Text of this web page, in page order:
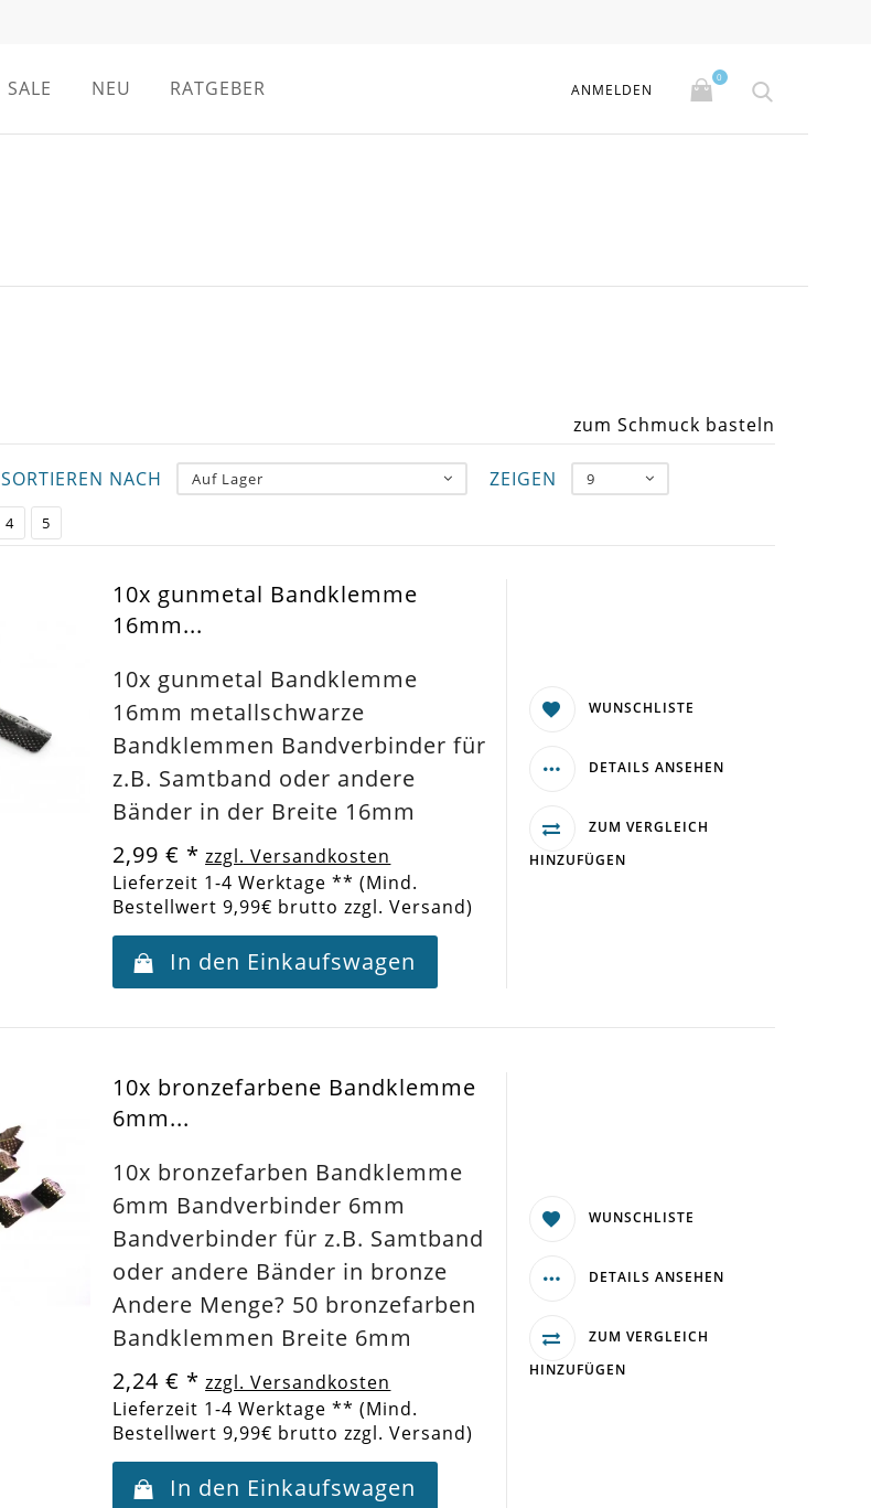
SALE NEU RATGEBER ANMELDEN
0
zum Schmuck basteln
SORTIEREN NACH Auf Lager ZEIGEN 9
4 5
10x gunmetal Bandklemme
16mm...
10x gunmetal Bandklemme
16mm metallschwarze
Bandklemmen Bandverbinder für
z.B. Samtband oder andere
Bänder in der Breite 16mm
2,99 € * zzgl. Versandkosten
Lieferzeit 1-4 Werktage ** (Mind.
Bestellwert 9,99€ brutto zzgl. Versand)
In den Einkaufswagen
WUNSCHLISTE
DETAILS ANSEHEN
ZUM VERGLEICH
HINZUFÜGEN
10x bronzefarbene Bandklemme
6mm...
10x bronzefarben Bandklemme
6mm Bandverbinder 6mm
Bandverbinder für z.B. Samtband
oder andere Bänder in bronze
Andere Menge? 50 bronzefarben
Bandklemmen Breite 6mm
2,24 € * zzgl. Versandkosten
Lieferzeit 1-4 Werktage ** (Mind.
Bestellwert 9,99€ brutto zzgl. Versand)
In den Einkaufswagen
WUNSCHLISTE
DETAILS ANSEHEN
ZUM VERGLEICH
HINZUFÜGEN